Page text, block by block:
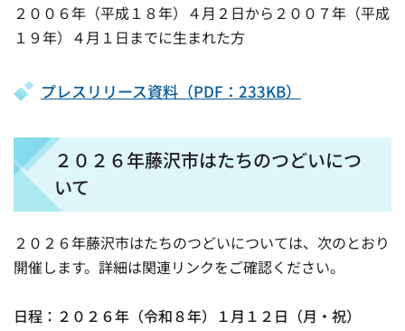
２００６年（平成１８年）４月２日から２００７年（平成
１９年）４月１日までに生まれた方
プレスリリース資料（PDF：233KB）
２０２６年藤沢市はたちのつどいにつ
いて
２０２６年藤沢市はたちのつどいについては、次のとおり
開催します。詳細は関連リンクをご確認ください。
日程：２０２６年（令和８年）１月１２日（月・祝）